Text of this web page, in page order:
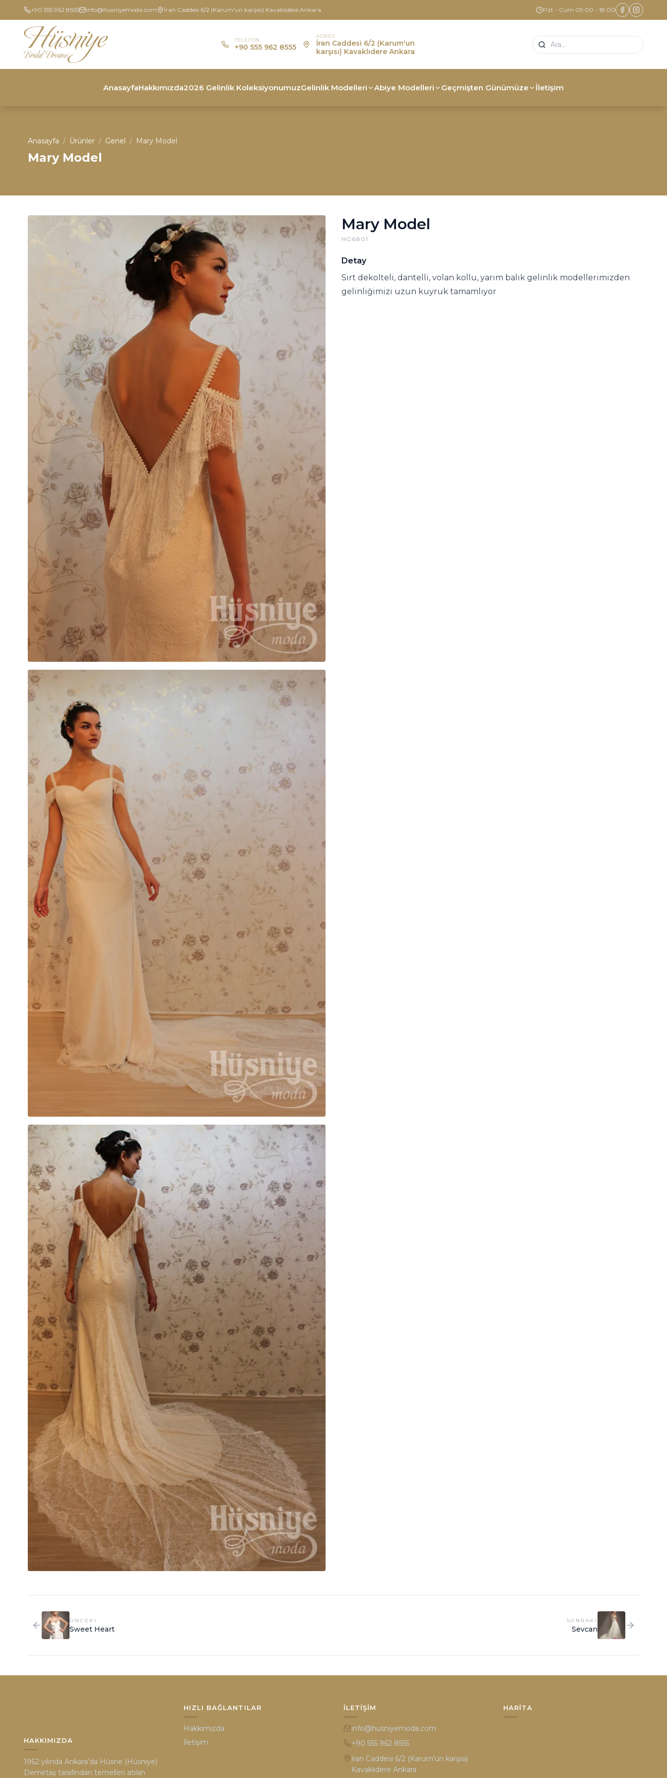
+90 555 962 8555 info@husniyemoda.com İran Caddesi 6/2 (Karum'un karşısı) Kavaklıdere Ankara Pzt - Cum 09:00 - 18:00
TELEFON
+90 555 962 8555
ADRES
İran Caddesi 6/2 (Karum'un
karşısı) Kavaklıdere Ankara
AnasayfaHakkımızda2026 Gelinlik KoleksiyonumuzGelinlik Modelleri Abiye Modelleri Geçmişten Günümüze İletişim
Anasayfa / Ürünler / Genel / Mary Model
Mary Model
Mary Model
HG6801
Detay
Sırt dekolteli, dantelli, volan kollu, yarım balık gelinlik modellerimizden
gelinliğimizi uzun kuyruk tamamlıyor
ONCEKI
Sweet Heart
SONRAKI
Sevcan
HAKKIMIZDA
1962 yılında Ankara’da Hüsne (Hüsniye)
Demirtaş tarafından temelleri atılan
HIZLI BAĞLANTILAR
Hakkımızda
İletişim
İLETIŞIM
info@husniyemoda.com
+90 555 962 8555
İran Caddesi 6/2 (Karum'un karşısı)
Kavaklıdere Ankara
HARITA